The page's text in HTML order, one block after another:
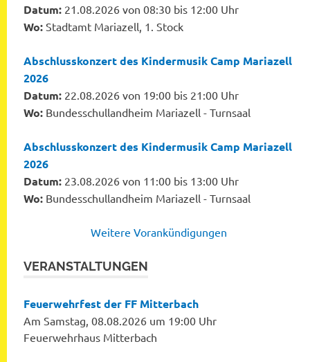
Datum: 21.08.2026 von 08:30 bis 12:00 Uhr
Wo: Stadtamt Mariazell, 1. Stock
Abschlusskonzert des Kindermusik Camp Mariazell
2026
Datum: 22.08.2026 von 19:00 bis 21:00 Uhr
Wo: Bundesschullandheim Mariazell - Turnsaal
Abschlusskonzert des Kindermusik Camp Mariazell
2026
Datum: 23.08.2026 von 11:00 bis 13:00 Uhr
Wo: Bundesschullandheim Mariazell - Turnsaal
Weitere Vorankündigungen
VERANSTALTUNGEN
Feuerwehrfest der FF Mitterbach
Am Samstag, 08.08.2026 um 19:00 Uhr
Feuerwehrhaus Mitterbach